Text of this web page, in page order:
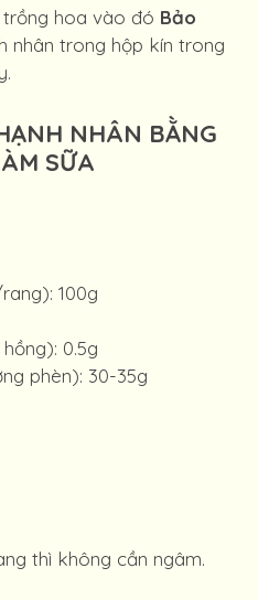
trồng hoa vào đó Bảo
nhân trong hộp kín trong
NHÂN BẰNG
SỮA
100g
0.5g
phèn): 30-35g
thì không cần ngâm.